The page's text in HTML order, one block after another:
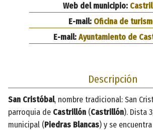
Web del municipio:
E-mail: Oficina de
E-mail: Ayuntamiento de
Descripción
San Cristóbal, nombre tradicional: San
parroquia de Castrillón (Castrillón). Dista
municipal (Piedras Blancas) y se